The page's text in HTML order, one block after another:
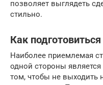
позволяет выглядеть
стильно.
Как
Наиболее приемлемая
одной стороны
том, чтобы не выходить